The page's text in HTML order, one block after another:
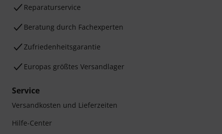
Reparaturservice
Beratung durch Fachexperten
Zufriedenheitsgarantie
Europas größtes Versandlager
Service
Versandkosten und Lieferzeiten
Hilfe-Center